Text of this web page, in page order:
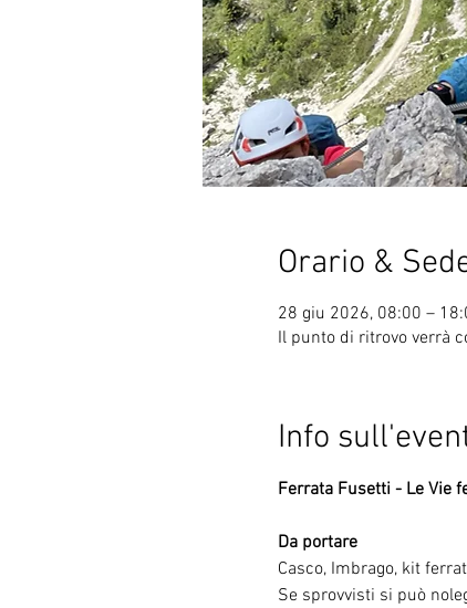
Orario &
28 giu 2026, 08:00 –
Il punto di ritrovo verrà
Info
Ferrata Fusetti - Le Vie
Da portare
Casco, Imbrago, kit
Se sprovvisti si può